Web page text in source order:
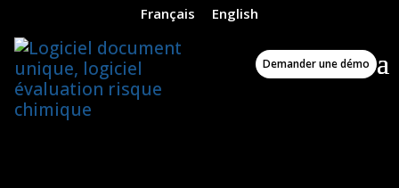
Français English
Demander une démo
Accueil
Dynamisez votre évaluation des risques
professionnels EvRP